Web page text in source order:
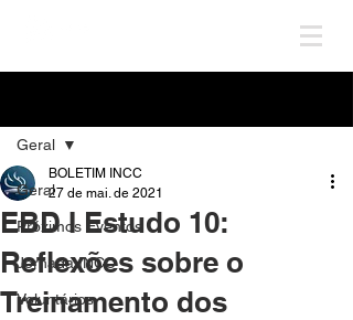
Geral
Próximos Eventos
Jornada INCC
Voluntários
Geral
EBD I Estudo 10:
Reflexões sobre o
Treinamento dos
BOLETIM INCC
27 de mai. de 2021